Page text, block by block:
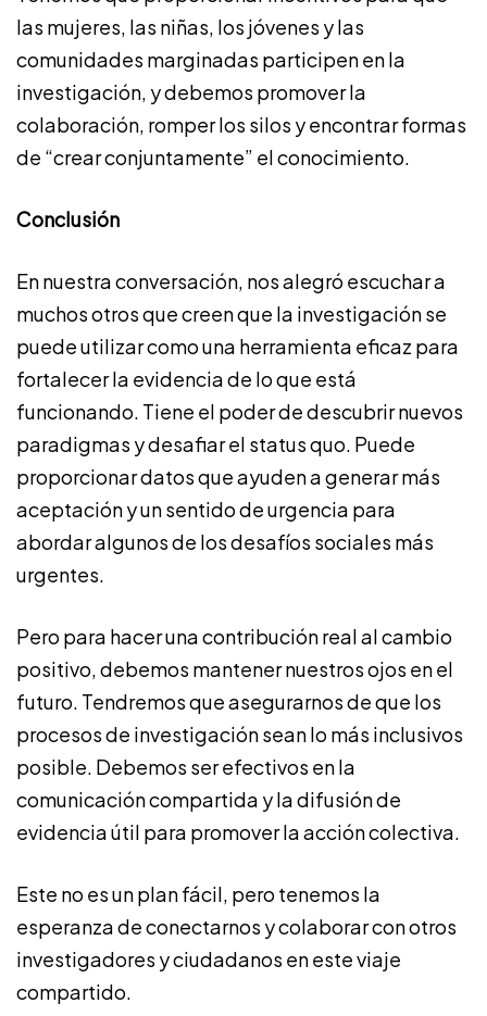
las mujeres, las niñas, los jóvenes y las
comunidades marginadas participen en la
investigación, y debemos promover la
colaboración, romper los silos y encontrar formas
de “crear conjuntamente” el conocimiento.
Conclusión
En nuestra conversación, nos alegró escuchar a
muchos otros que creen que la investigación se
puede utilizar como una herramienta eficaz para
fortalecer la evidencia de lo que está
funcionando. Tiene el poder de descubrir nuevos
paradigmas y desafiar el status quo. Puede
proporcionar datos que ayuden a generar más
aceptación y un sentido de urgencia para
abordar algunos de los desafíos sociales más
urgentes.
Pero para hacer una contribución real al cambio
positivo, debemos mantener nuestros ojos en el
futuro. Tendremos que asegurarnos de que los
procesos de investigación sean lo más inclusivos
posible. Debemos ser efectivos en la
comunicación compartida y la difusión de
evidencia útil para promover la acción colectiva.
Este no es un plan fácil, pero tenemos la
esperanza de conectarnos y colaborar con otros
investigadores y ciudadanos en este viaje
compartido.